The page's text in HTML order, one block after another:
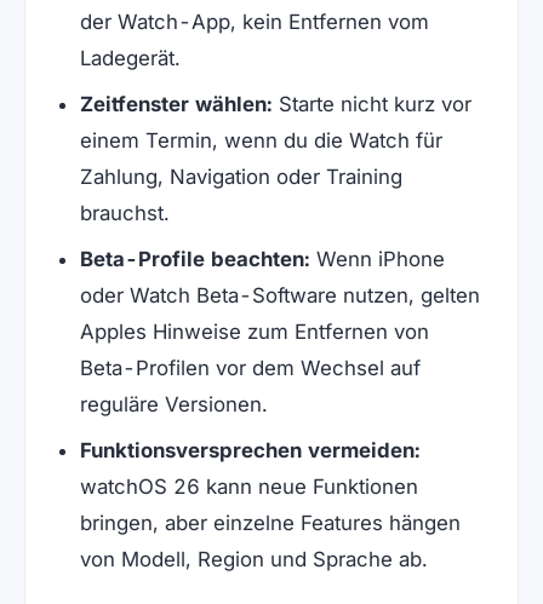
der Watch-App, kein Entfernen vom
Ladegerät.
Zeitfenster wählen: Starte nicht kurz vor
einem Termin, wenn du die Watch für
Zahlung, Navigation oder Training
brauchst.
Beta-Profile beachten: Wenn iPhone
oder Watch Beta-Software nutzen, gelten
Apples Hinweise zum Entfernen von
Beta-Profilen vor dem Wechsel auf
reguläre Versionen.
Funktionsversprechen vermeiden:
watchOS 26 kann neue Funktionen
bringen, aber einzelne Features hängen
von Modell, Region und Sprache ab.